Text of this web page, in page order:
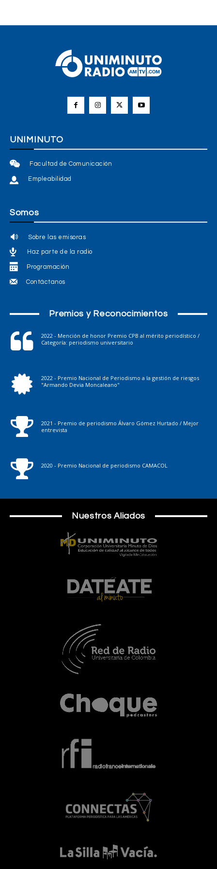
UNIMINUTO
Facultad de Comunicación
Empleabilidad
Somos
Sobre las emisoras
Haz parte de la radio
Programación
Contáctanos
Premios y Reconocimientos
2022 - Mención de honor Premio CPB al mérito periodístico /
Categoría: periodismo universitario
2022 - Premio Nacional de Periodismo a la gestión de riesgos
"Armando Devia Moncaleano"
2021 - Premio de periodismo Álvaro Gómez Hurtado / Mejor
entrevista
2020 - Premio Nacional de periodismo CAMACOL
Nuestros Aliados